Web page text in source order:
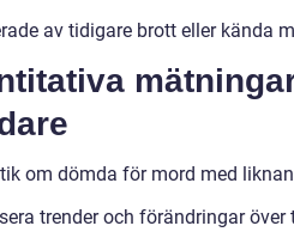
av tidigare brott eller kända
om dömda för mord med
trender och förändringar över